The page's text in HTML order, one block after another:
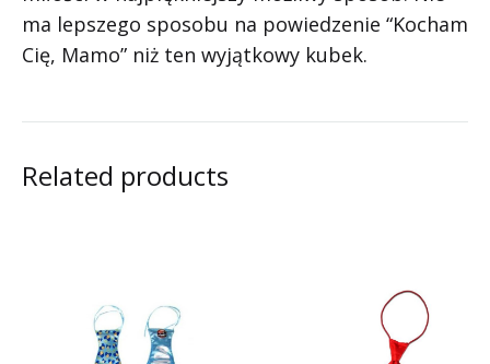
ma lepszego sposobu na powiedzenie “Kocham
Cię, Mamo” niż ten wyjątkowy kubek.
Related products